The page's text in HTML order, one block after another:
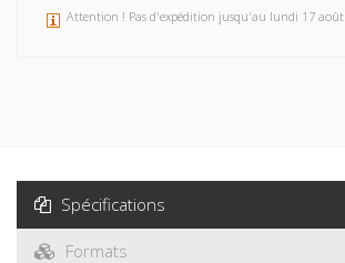
Attention ! Pas d'expédition jusqu'au lundi 17 août
Spécifications
Formats